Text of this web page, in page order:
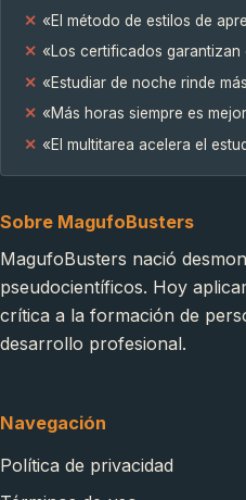
«El método de estilos de
«Los certificados garantizan
«Estudiar de noche rinde
«Más horas siempre es
«El multitarea acelera el
Sobre MagufoBusters
MagufoBusters nació
pseudocientíficos. Hoy
crítica a la formación de
desarrollo profesional.
Navegación
Política de privacidad